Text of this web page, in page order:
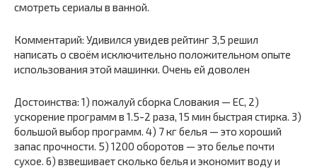
смотреть сериалы в ванной.
Комментарий: Удивился увидев рейтинг 3,5 решил
написать о своём исключительно положительном опыте
использования этой машинки. Очень ей доволен
Достоинства: 1) пожалуй сборка Словакия — ЕС, 2)
ускорение программ в 1.5-2 раза, 15 мин быстрая стирка. 3)
большой выбор программ. 4) 7 кг белья — это хороший
запас прочности. 5) 1200 оборотов — это белье почти
сухое. 6) взвешивает сколько белья и экономит воду и